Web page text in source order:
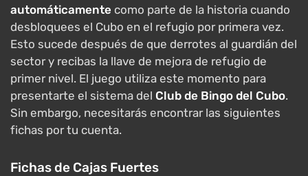
automáticamente como parte de la historia cuando
desbloquees el Cubo en el refugio por primera vez.
Esto sucede después de que derrotes al guardián del
sector y recibas la llave de mejora de refugio de
primer nivel. El juego utiliza este momento para
presentarte el sistema del Club de Bingo del Cubo.
Sin embargo, necesitarás encontrar las siguientes
fichas por tu cuenta.
Fichas de Cajas Fuertes